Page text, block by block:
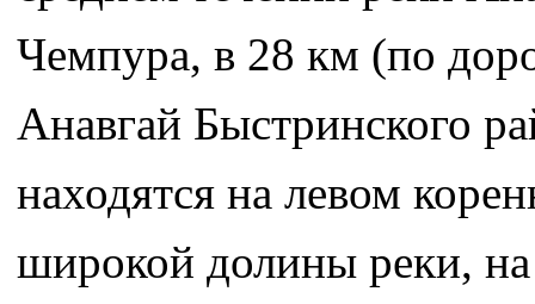
Чемпура, в 28 км (по
Анавгай Быстринского
находятся на левом
широкой долины реки,